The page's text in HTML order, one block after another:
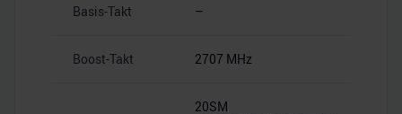
Basis-Takt –
Boost-Takt 2707 MHz
20SM